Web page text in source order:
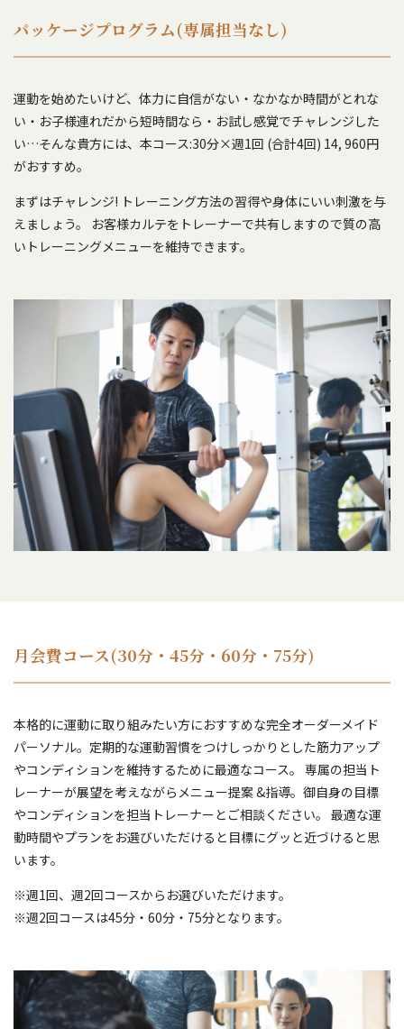
パッケージプログラム(専属担当なし)
運動を始めたいけど、体力に自信がない・なかなか時間がとれな
い・お子様連れだから短時間なら・お試し感覚でチャレンジした
い…そんな貴方には、本コース:30分×週1回 (合計4回) 14, 960円
がおすすめ。
まずはチャレンジ! トレーニング方法の習得や身体にいい刺激を与
えましょう。 お客様カルテをトレーナーで共有しますので質の高
いトレーニングメニューを維持できます。
月会費コース(30分・45分・60分・75分)
本格的に運動に取り組みたい方におすすめな完全オーダーメイド
パーソナル。定期的な運動習慣をつけしっかりとした筋力アップ
やコンディションを維持するために最適なコース。 専属の担当ト
レーナーが展望を考えながらメニュー提案 &指導。御自身の目標
やコンディションを担当トレーナーとご相談ください。 最適な運
動時間やプランをお選びいただけると目標にグッと近づけると思
います。
※週1回、週2回コースからお選びいただけます。
※週2回コースは45分・60分・75分となります。